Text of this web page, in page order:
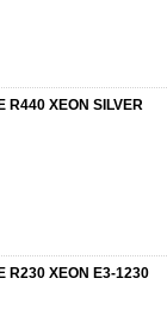
R440 XEON SILVER
R230 XEON E3-1230